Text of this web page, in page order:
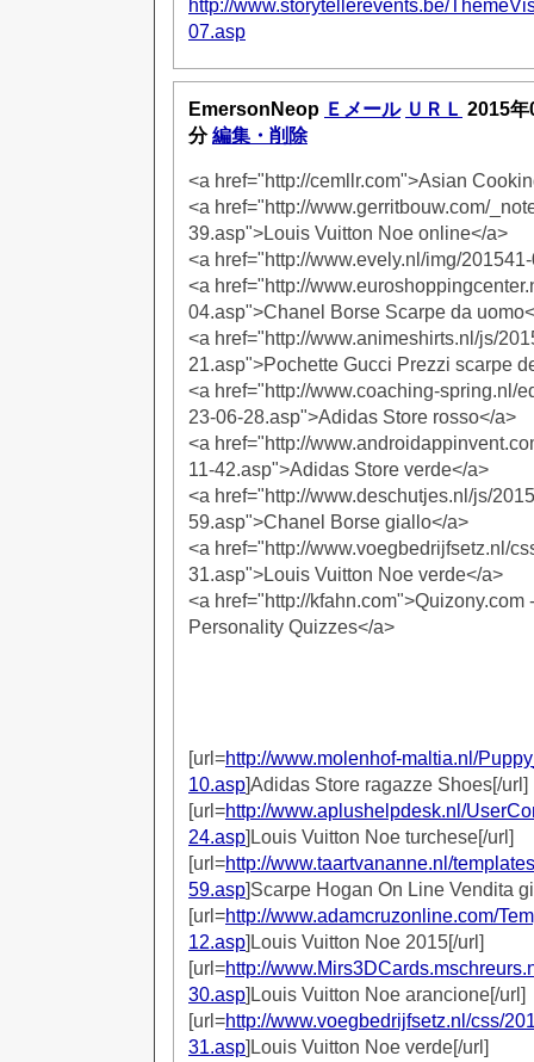
http://www.storytellerevents.be/
07.asp
EmersonNeop Ｅメール ＵＲＬ 2015年
分編集・削除
<a href="http://cemllr.com">Asian
<a href="http://www.gerritbouw.com/
39.asp">Louis Vuitton Noe online</a>
<a href="http://www.evely.nl/img/
<a href="http://
04.asp">Chanel Borse Scarpe da
<a href="http://www.animeshirts.nl/js/
21.asp">Pochette Gucci Prezzi scarpe
<a href="http://www.coaching-spring.nl/
23-06-28.asp">Adidas Store rosso</a>
<a href="http://
11-42.asp">Adidas Store verde</a>
<a href="http://www.deschutjes.nl/js/
59.asp">Chanel Borse giallo</a>
<a href="http://www.voegbedrijfsetz.nl/
31.asp">Louis Vuitton Noe verde</a>
<a href="http://kfahn.com">Quizony.com
Personality Quizzes</a>
[url=http://www.molenhof-maltia.nl/
10.asp]Adidas Store ragazze Shoes[/url]
[url=http://www.aplushelpdesk.nl/
24.asp]Louis Vuitton Noe turchese[/url]
[url=http://www.taartvananne.nl/
59.asp]Scarpe Hogan On Line Vendita
[url=http://www.adamcruzonline.com/
12.asp]Louis Vuitton Noe 2015[/url]
[url=http://
30.asp]Louis Vuitton Noe arancione[/url]
[url=http://www.voegbedrijfsetz.nl/css/
31.asp]Louis Vuitton Noe verde[/url]